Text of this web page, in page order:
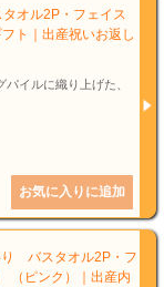
オル2P・フェイス
ト｜出産祝いお返し
イルに織り上げた、
り バスタオル2P・フ
ピンク）｜出産内